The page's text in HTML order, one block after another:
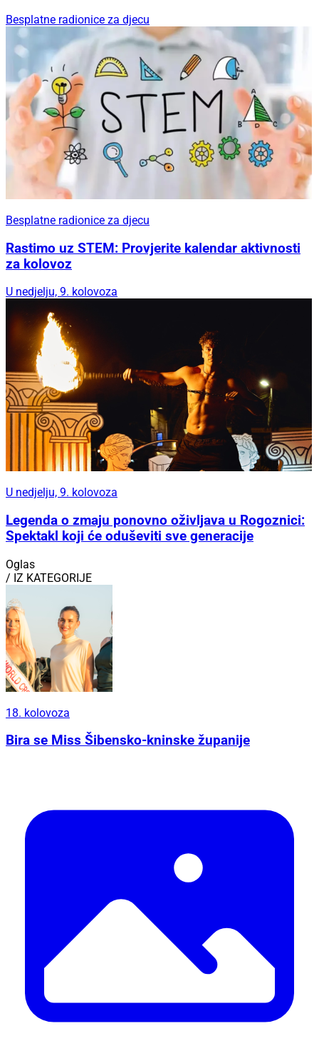
Besplatne radionice za djecu
Besplatne radionice za djecu
Rastimo uz STEM: Provjerite kalendar aktivnosti
za kolovoz
U nedjelju, 9. kolovoza
U nedjelju, 9. kolovoza
Legenda o zmaju ponovno oživljava u Rogoznici:
Spektakl koji će oduševiti sve generacije
Oglas
/ IZ KATEGORIJE
18. kolovoza
Bira se Miss Šibensko-kninske županije